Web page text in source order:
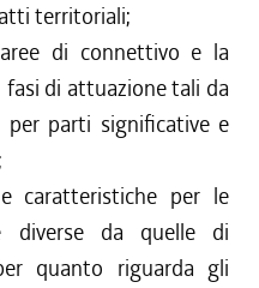
territoriali;
di connettivo e la
fasi di attuazione tali da
per parti significative e
caratteristiche per le
diverse da quelle di
quanto riguarda gli